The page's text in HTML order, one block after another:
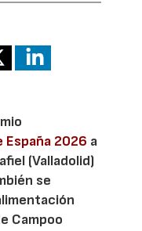
España 2026 a
(Valladolid)
se
Campoo